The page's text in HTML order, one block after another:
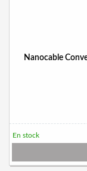
Nanocable
En stock